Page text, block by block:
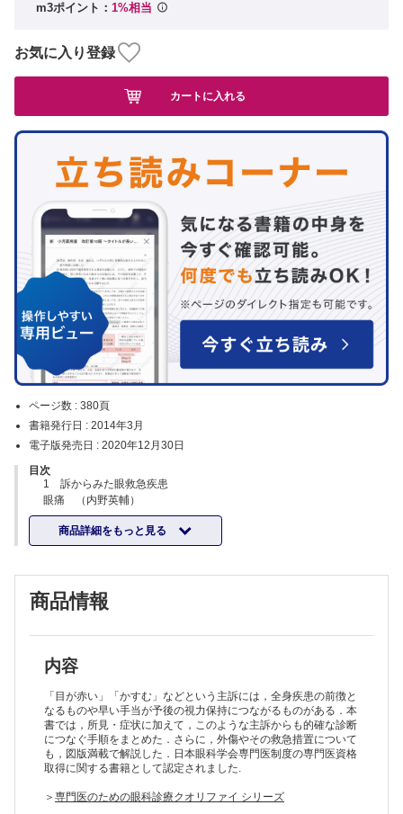
ページ数 : 380頁
書籍発行日 : 2014年3月
電子版発売日 : 2020年12月30日
目次
1 訴からみた眼救急疾患
眼痛 （内野英輔）
流涙 （藤田敦子）
目が赤い （大熊真一）
目が腫れた （家里康弘，村田敏規）
複視 （上笹貫太郎）
頭痛，悪心，嘔吐 （立松良之，酒井恵理子）
結膜下出血 （武田篤信）
眼脂 （重安千花，山田昌和）
CQ 眼脂でも救急性のあるものはありますか? （松本光希）
角膜炎，角膜潰瘍 （井上幸次）
眼圧上昇 （阿部早苗，吉冨健志）
前房蓄膿 （木村育子）
瞳孔異常 （木村直樹，三村 治）
白色瞳孔 （鈴木茂伸）
水晶体脱臼 （高橋 浩）
商品詳細をもっと見る
m3ポイント： 1%相当
お気に入り登録
カートに入れる
商品情報
内容
「目が赤い」「かすむ」などという主訴には，全身疾患の前徴と
なるものや早い手当が予後の視力保持につながるものがある．本
書では，所見・症状に加えて，このような主訴からも的確な診断
につなぐ手順をまとめた．さらに，外傷やその救急措置について
も，図版満載で解説した．日本眼科学会専門医制度の専門医資格
取得に関する書籍として認定されました.
＞ 専門医のための眼科診療クオリファイ シリーズ